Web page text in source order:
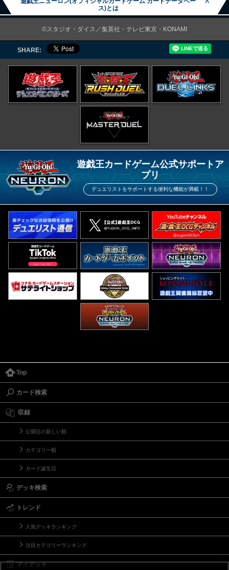
ス)とは
©スタジオ・ダイス／集英社・テレビ東京・KONAMI
SHARE:
遊戯王カードゲーム公式サポートア
プリ
デュエリストをサポートする便利な機能が満載！！
Top
カード検索
収録
公開日の新しい順
カテゴリー順
カード誕生日
デッキ検索
トレンド
人気デッキランキング
注目カテゴリーランキング
マイデッキ